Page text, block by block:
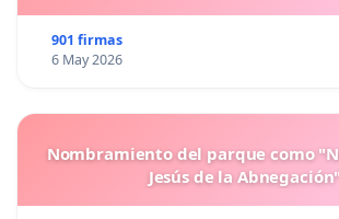
901 firmas
6 May 2026
Nombramiento del parque como
Jesús de la Abnegación"